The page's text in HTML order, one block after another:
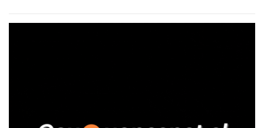
relató que los hechos ocurrieron cerca de las 11:30 horas en el
trabajadores, el edil descendió del vehículo y, en medio de la